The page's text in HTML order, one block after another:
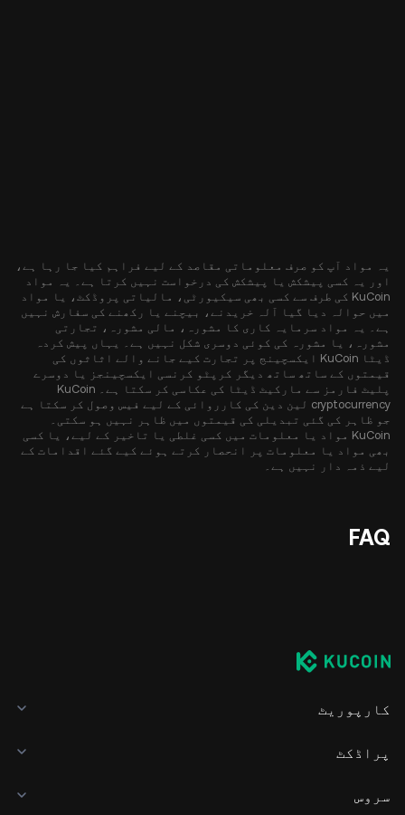
یہ مواد آپ کو صرف معلوماتی مقاصد کے لیے فراہم کیا جا رہا ہے،
اور یہ کسی پیشکش یا پیشکش کی درخواست نہیں کرتا ہے۔ یہ مواد
KuCoin کی طرف سے کسی بھی سیکیورٹی، مالیاتی پروڈکٹ، یا مواد
میں حوالہ دیا گیا آلہ خریدنے، بیچنے یا رکھنے کی سفارش نہیں
ہے۔ یہ مواد سرمایہ کاری کا مشورہ، مالی مشورہ، تجارتی
مشورہ، یا مشورہ کی کوئی دوسری شکل نہیں ہے۔ یہاں پیش کردہ
ڈیٹا KuCoin ایکسچینج پر تجارت کیے جانے والے اثاثوں کی
قیمتوں کے ساتھ ساتھ دیگر کرپٹو کرنسی ایکسچینجز یا دوسرے
پلیٹ فارمز سے مارکیٹ ڈیٹا کی عکاسی کر سکتا ہے۔ KuCoin
cryptocurrency لین دین کی کارروائی کے لیے فیس وصول کر سکتا ہے
جو ظاہر کی گئی تبدیلی کی قیمتوں میں ظاہر نہیں ہو سکتی۔
KuCoin مواد یا معلومات میں کسی غلطی یا تاخیر کے لیے، یا کسی
بھی مواد یا معلومات پر انحصار کرتے ہوئے کیے گئے اقدامات کے
لیے ذمہ دار نہیں ہے۔
FAQ
کارپوریٹ
پراڈکٹ
سروس